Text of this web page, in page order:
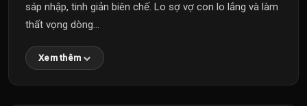
sáp nhập, tinh giản biên chế. Lo sợ vợ con lo lắng và làm
thất vọng dòng...
Xem thêm